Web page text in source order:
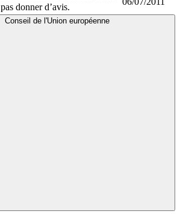
pas donner d’avis.
Conseil de l'Union européenne